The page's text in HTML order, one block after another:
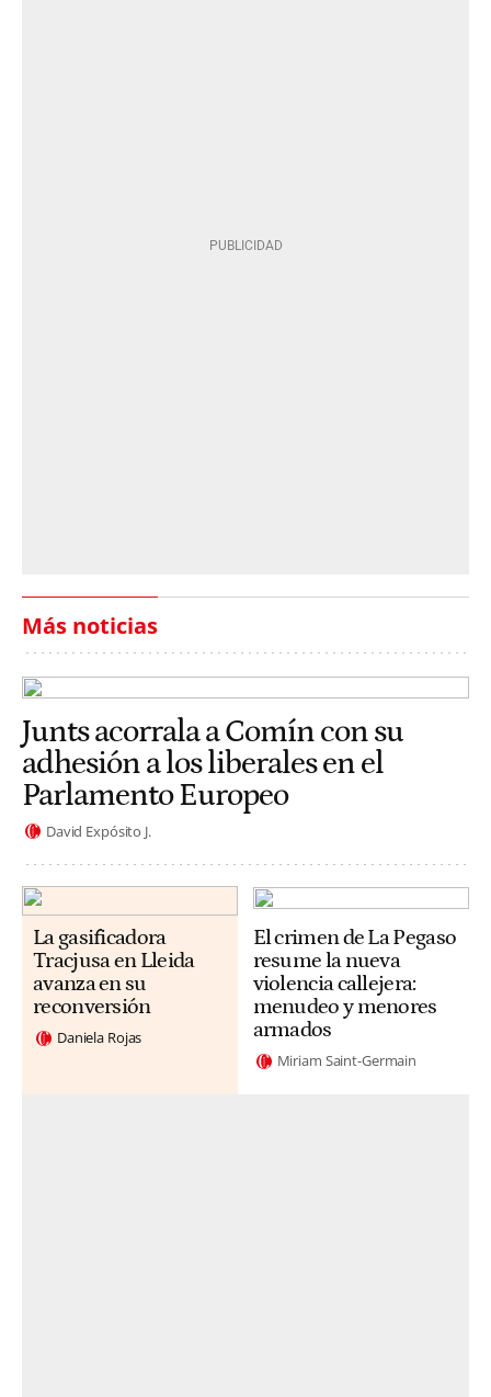
Más noticias
Junts acorrala a Comín con su
adhesión a los liberales en el
Parlamento Europeo
David Expósito J.
La gasificadora
Tracjusa en Lleida
avanza en su
reconversión
Daniela Rojas
El crimen de La Pegaso
resume la nueva
violencia callejera:
menudeo y menores
armados
Miriam Saint-Germain